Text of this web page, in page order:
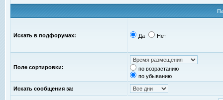
Искать в подфорумах: Да Нет
Поле сортировки:
по возрастанию
по убыванию
Искать сообщения за: